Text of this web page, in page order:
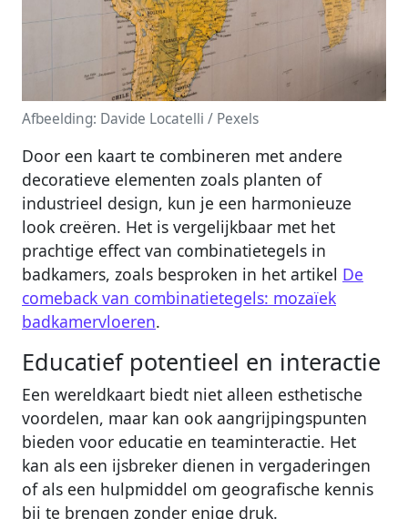
Afbeelding: Davide Locatelli / Pexels
Door een kaart te combineren met andere
decoratieve elementen zoals planten of
industrieel design, kun je een harmonieuze
look creëren. Het is vergelijkbaar met het
prachtige effect van combinatietegels in
badkamers, zoals besproken in het artikel De
comeback van combinatietegels: mozaïek
badkamervloeren.
Educatief potentieel en interactie
Een wereldkaart biedt niet alleen esthetische
voordelen, maar kan ook aangrijpingspunten
bieden voor educatie en teaminteractie. Het
kan als een ijsbreker dienen in vergaderingen
of als een hulpmiddel om geografische kennis
bij te brengen zonder enige druk.